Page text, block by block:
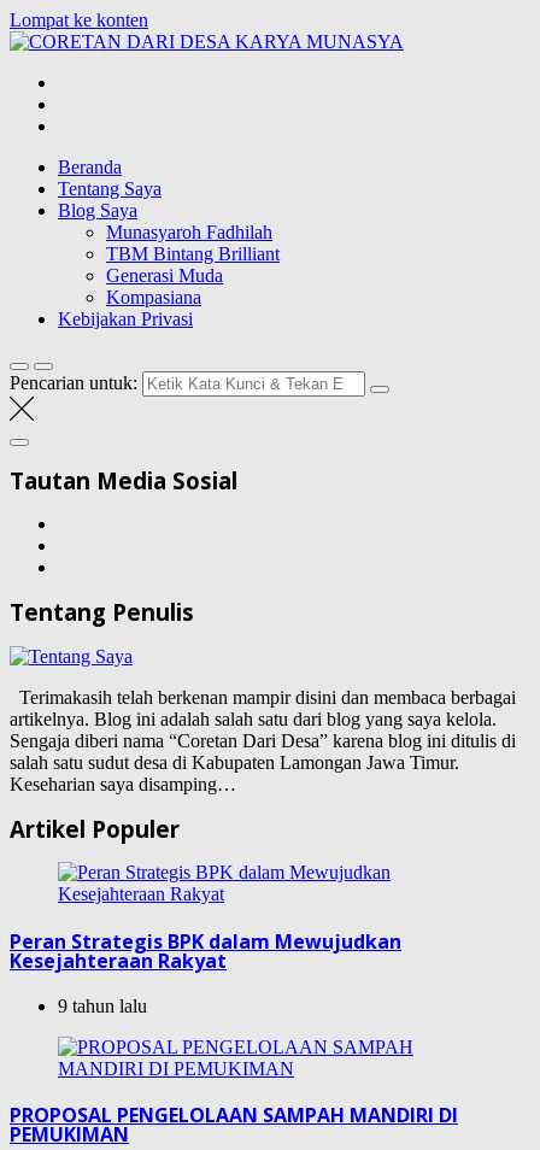
Lompat ke konten
Blog Wong Ndeso yang ingin berbagi berbagai hal di sekitarnya
Beranda
Tentang Saya
Blog Saya
Munasyaroh Fadhilah
TBM Bintang Brilliant
Generasi Muda
Kompasiana
Kebijakan Privasi
Pencarian untuk:
Tautan Media Sosial
Tentang Penulis
Terimakasih telah berkenan mampir disini dan membaca berbagai
artikelnya. Blog ini adalah salah satu dari blog yang saya kelola.
Sengaja diberi nama “Coretan Dari Desa” karena blog ini ditulis di
salah satu sudut desa di Kabupaten Lamongan Jawa Timur.
Keseharian saya disamping…
Artikel Populer
Peran Strategis BPK dalam Mewujudkan
Kesejahteraan Rakyat
9 tahun lalu
PROPOSAL PENGELOLAAN SAMPAH MANDIRI DI
PEMUKIMAN